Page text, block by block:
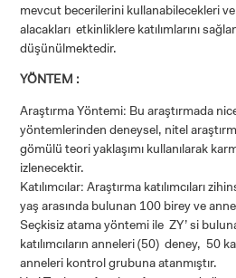
mevcut becerilerini kullanabilecekleri
alacakları etkinliklere katılımlarını
düşünülmektedir.
YÖNTEM :
Araştırma Yöntemi: Bu araştırmada
yöntemlerinden deneysel, nitel
gömülü teori yaklaşımı kullanılarak
izlenecektir.
Katılımcılar: Araştırma katılımcıları
yaş arasında bulunan 100 birey ve
Seçkisiz atama yöntemi ile ZY’ si
katılımcıların anneleri (50) deney, 50
anneleri kontrol grubuna atanmıştır.